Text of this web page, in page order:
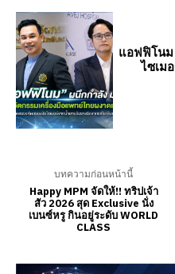
แอฟฟิโนม
ไซเม
บทความก่อนหน้านี้
Happy MPM จัดให้!! ทริปเจ้า
สัว 2026 สุด Exclusive นั่ง
เบนซ์หรู กินอยู่ระดับ WORLD
CLASS